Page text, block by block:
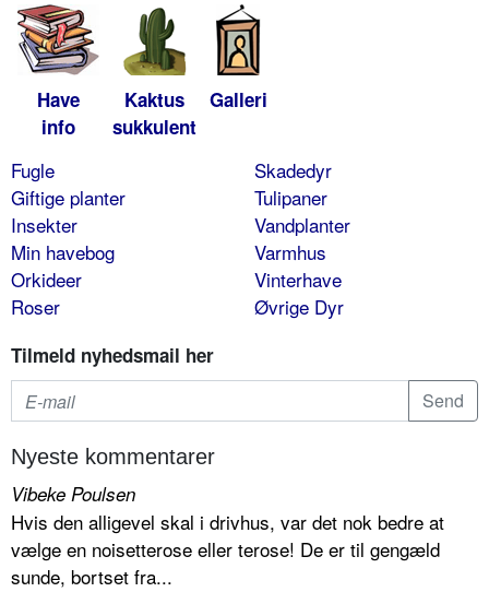
Have
info
Kaktus
sukkulent
Galleri
Fugle
Giftige planter
Insekter
Min havebog
Orkideer
Roser
Skadedyr
Tulipaner
Vandplanter
Varmhus
Vinterhave
Øvrige Dyr
Tilmeld nyhedsmail her
Nyeste kommentarer
Vibeke Poulsen
Hvis den alligevel skal i drivhus, var det nok bedre at
vælge en noisetterose eller terose! De er til gengæld
sunde, bortset fra...